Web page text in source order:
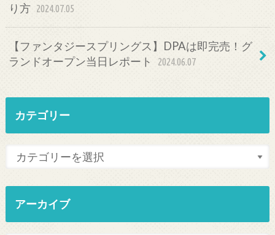
り方 2024.07.05
【ファンタジースプリングス】DPAは即完売！グ
ランドオープン当日レポート
2024.06.07
カテゴリー
アーカイブ